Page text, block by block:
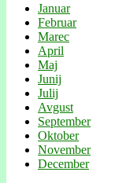
Januar
Februar
Marec
April
Maj
Junij
Julij
Avgust
September
Oktober
November
December